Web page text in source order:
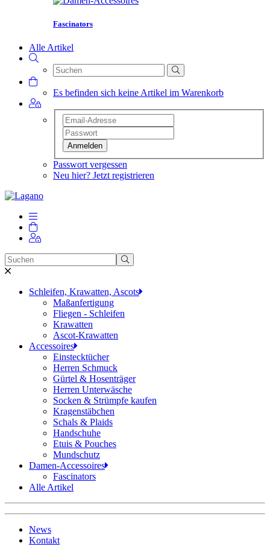
Fascinators
Alle Artikel
Es befinden sich keine Artikel im Warenkorb
Anmelden
Passwort vergessen
Neu hier? Jetzt registrieren
Schleifen, Krawatten, Ascots
Maßanfertigung
Fliegen - Schleifen
Krawatten
Ascot-Krawatten
Accessoires
Einstecktücher
Herren Schmuck
Gürtel & Hosenträger
Herren Unterwäsche
Socken & Strümpfe kaufen
Kragenstäbchen
Schals & Plaids
Handschuhe
Etuis & Pouches
Mundschutz
Damen-Accessoires
Fascinators
Alle Artikel
News
Kontakt